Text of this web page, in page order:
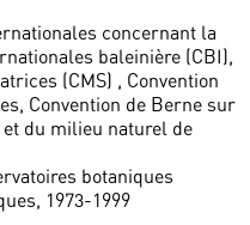
concernant la
baleinière (CBI),
(CMS) , Convention
Convention de Berne sur
et du milieu naturel de
botaniques
1973-1999